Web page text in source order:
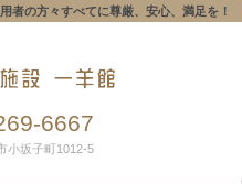
者の方々すべてに尊厳、安心、満足を！
6667
小坂子町1012-5